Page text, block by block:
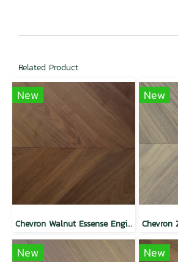
Related Product
New
Chevron Walnut Essense Engineered Floor
New
New New